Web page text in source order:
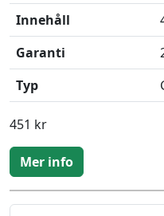
Innehåll
Garanti
Typ
451 kr
Mer info